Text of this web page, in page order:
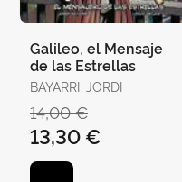
Galileo, el Mensaje
de las Estrellas
BAYARRI, JORDI
14,00 €
13,30 €